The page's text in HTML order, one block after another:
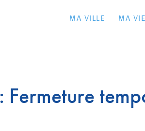
MA VILLE MA VIE